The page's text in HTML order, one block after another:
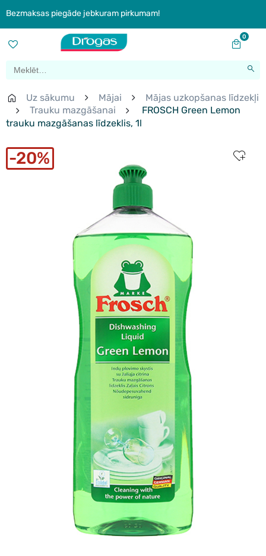
Bezmaksas piegāde jebkuram pirkumam!
0
Uz sākumu Mājai
Mājas uzkopšanas līdzekļi
Trauku mazgāšanai
FROSCH Green Lemon
trauku mazgāšanas līdzeklis, 1l
20%